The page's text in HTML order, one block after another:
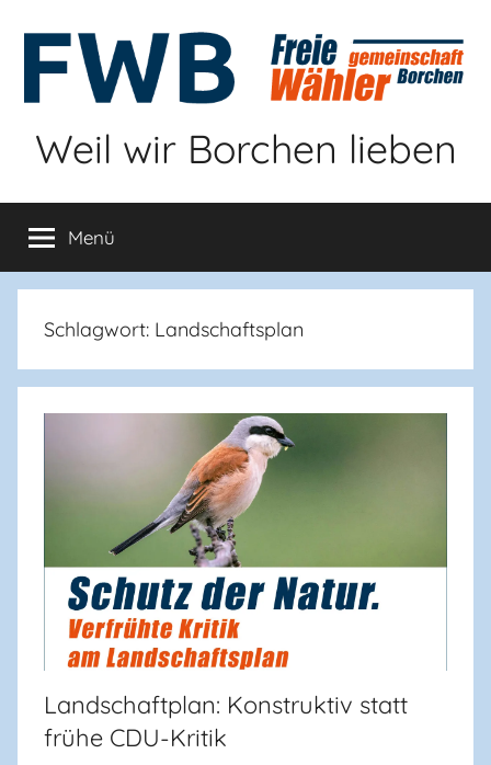
Inhalt
springen
Weil wir Borchen lieben
Menü
Schlagwort: Landschaftsplan
Landschaftplan: Konstruktiv statt
frühe CDU-Kritik